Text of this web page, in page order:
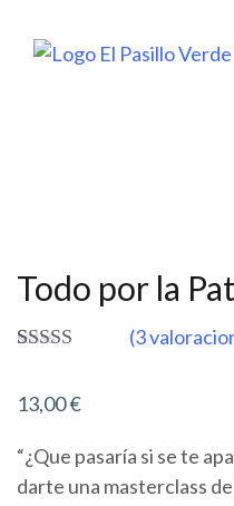
Todo por la
basado en
de clientes
(3
13,00€
“¿Que pasaría si se te
darte una masterclass